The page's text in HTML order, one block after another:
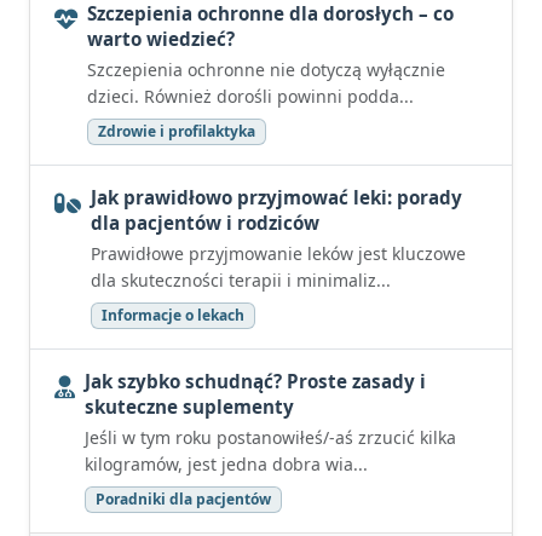
Szczepienia ochronne dla dorosłych – co
warto wiedzieć?
Szczepienia ochronne nie dotyczą wyłącznie
dzieci. Również dorośli powinni podda...
Zdrowie i profilaktyka
Jak prawidłowo przyjmować leki: porady
dla pacjentów i rodziców
Prawidłowe przyjmowanie leków jest kluczowe
dla skuteczności terapii i minimaliz...
Informacje o lekach
Jak szybko schudnąć? Proste zasady i
skuteczne suplementy
Jeśli w tym roku postanowiłeś/-aś zrzucić kilka
kilogramów, jest jedna dobra wia...
Poradniki dla pacjentów